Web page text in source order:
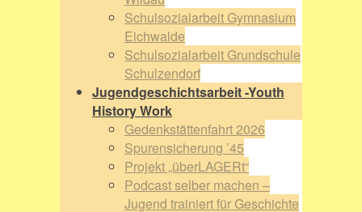
Schulsozialarbeit Gymnasium
Eichwalde
Schulsozialarbeit Grundschule
Schulzendorf
Jugendgeschichtsarbeit -Youth
History Work
Gedenkstättenfahrt 2026
Spurensicherung ’45
Projekt „überLAGERt“
Podcast selber machen –
Jugend trainiert für Geschichte